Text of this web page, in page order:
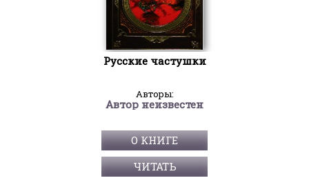
Русские частушки
Авторы:
Автор неизвестен
О КНИГЕ
ЧИТАТЬ